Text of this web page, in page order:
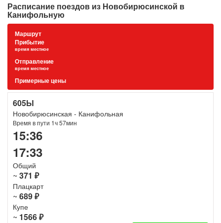
Расписание поездов из Новобирюсинской в
Канифольную
Маршрут
Прибытие
время местное
Отправление
время местное
Примерные цены
605Ы
Новобирюсинская - Канифольная
Время в пути 1ч 57мин
15:36
17:33
Общий
~ 371 ₽
Плацкарт
~ 689 ₽
Купе
~ 1566 ₽